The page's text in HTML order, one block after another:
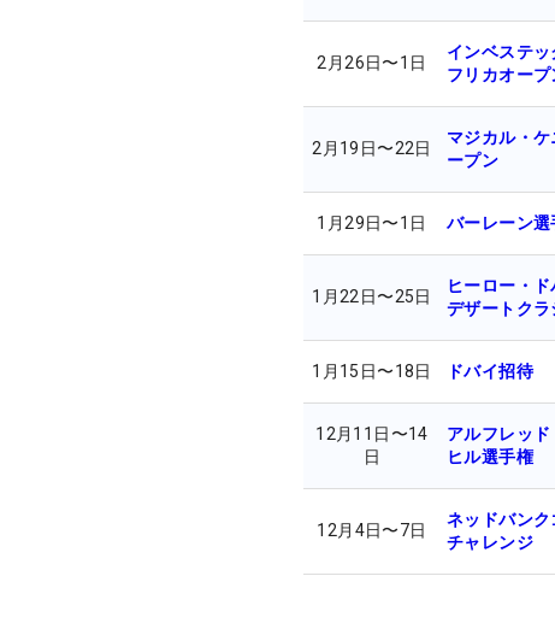
2月26日〜1日
インベステッ
フリカオープ
2月19日〜22日
マジカル・ケ
ープン
1月29日〜1日 バーレーン選
1月22日〜25日
ヒーロー・ド
デザートクラ
1月15日〜18日 ドバイ招待
12月11日 〜14
日
アルフレッド
ヒル選手権
12月4日〜7日
ネッドバンク
チャレンジ